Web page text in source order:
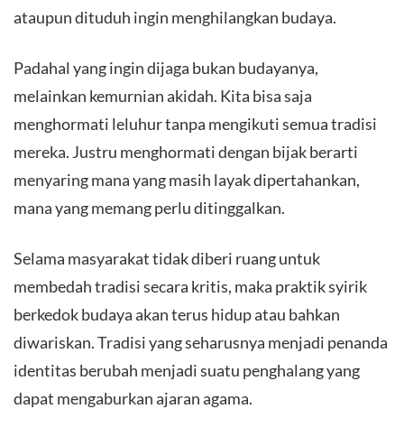
ataupun dituduh ingin menghilangkan budaya.
Padahal yang ingin dijaga bukan budayanya,
melainkan kemurnian akidah. Kita bisa saja
menghormati leluhur tanpa mengikuti semua tradisi
mereka. Justru menghormati dengan bijak berarti
menyaring mana yang masih layak dipertahankan,
mana yang memang perlu ditinggalkan.
Selama masyarakat tidak diberi ruang untuk
membedah tradisi secara kritis, maka praktik syirik
berkedok budaya akan terus hidup atau bahkan
diwariskan. Tradisi yang seharusnya menjadi penanda
identitas berubah menjadi suatu penghalang yang
dapat mengaburkan ajaran agama.